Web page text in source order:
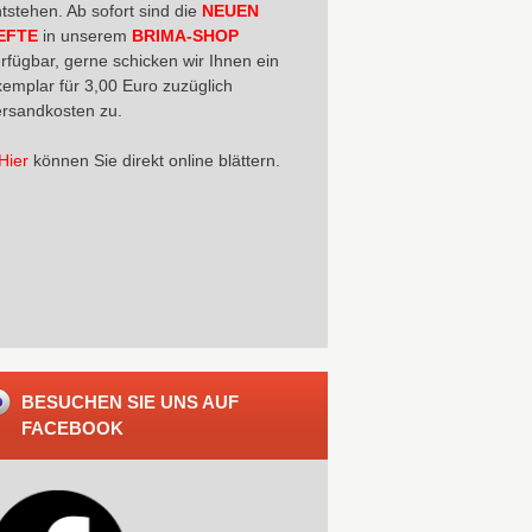
Ab sofort sind die NEUEN
in unserem BRIMA-SHOP
gerne schicken wir Ihnen ein
für 3,00 Euro zuzüglich
zu.
können Sie direkt online blättern.
BESUCHEN SIE UNS AUF
FACEBOOK